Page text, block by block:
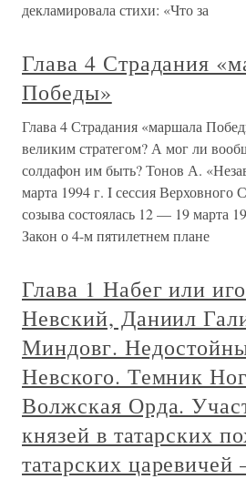
декламировала стихи: «Что за
Глава 4 Страдания
Победы»
Глава 4 Страдания «маршала
великим стратегом? А мог ли
солдафон им быть? Тонов А.
марта 1994 г. I сессия Верховного
созыва состоялась 12 — 19 марта
Закон о 4-м пятилетнем плане
Глава 1 Набег или
Невский, Даниил
Миндовг.
Невского. Темник
Волжская Орда.
князей в татарских
татарских